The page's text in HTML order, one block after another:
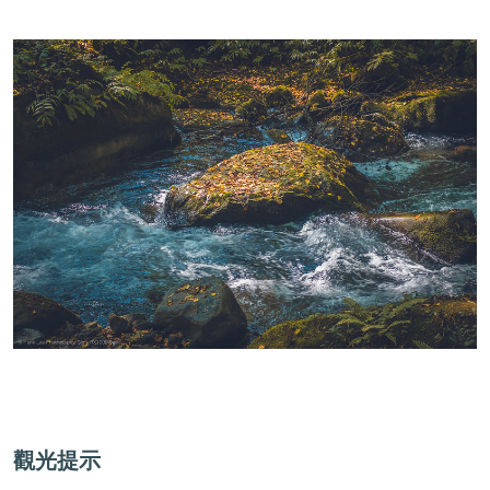
觀光提示